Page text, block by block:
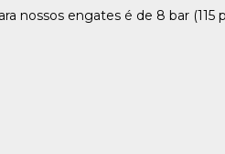
nossos engates é de 8 bar (115